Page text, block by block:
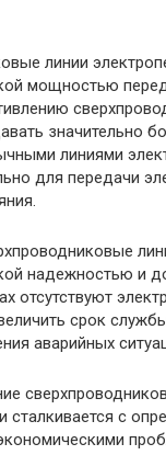
линии
мощностью
значительно
линиями
для передачи
надежностью и
отсутствуют
срок
аварийных
сталкивается с